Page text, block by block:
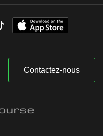
Contactez-nous